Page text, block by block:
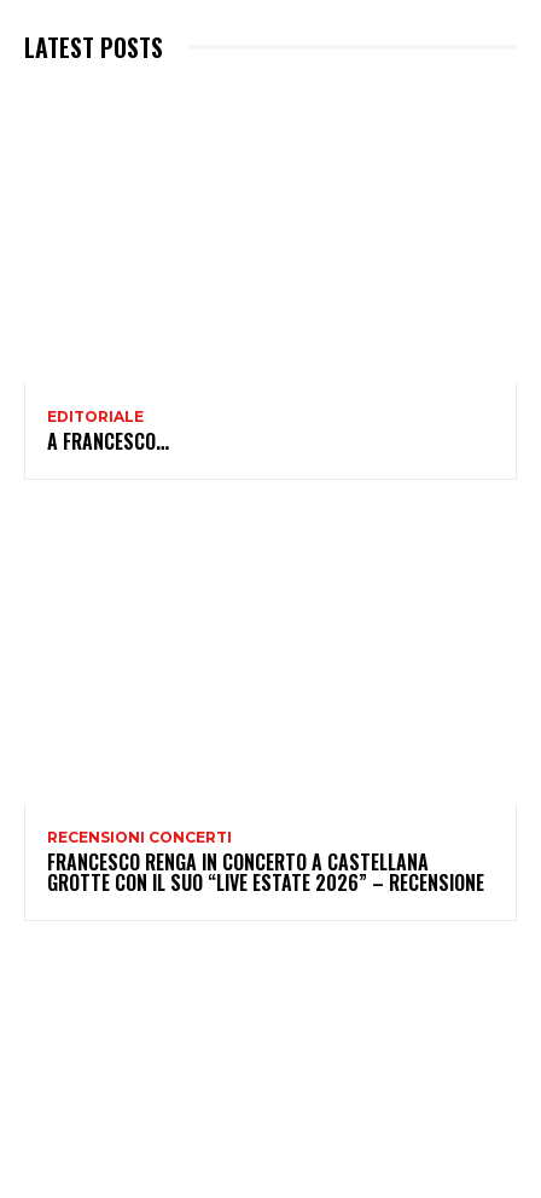
LATEST POSTS
EDITORIALE
A FRANCESCO…
RECENSIONI CONCERTI
FRANCESCO RENGA IN CONCERTO A CASTELLANA
GROTTE CON IL SUO “LIVE ESTATE 2026” – RECENSIONE